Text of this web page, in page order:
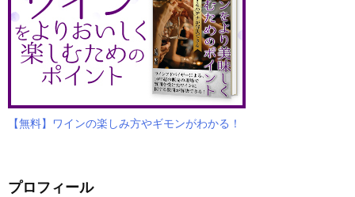
【無料】ワインの楽しみ方やギモンがわかる！
プロフィール